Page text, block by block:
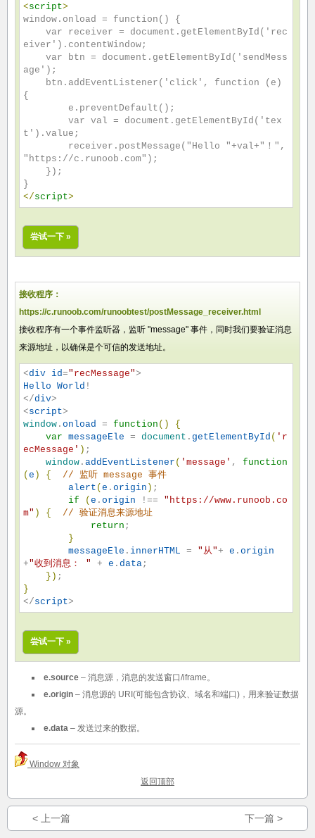
<script>
window.onload = function() {
eiver').contentWindow;
age');
{
t').value;
"https://c.runoob.com");
</script>
尝试一下 »
接收程序：
https://c.runoob.com/runoobtest/postMessage_receiver.html
接收程序有一个事件监听器，监听 "message" 事件，同时我们要验证消息
来源地址，以确保是个可信的发送地址。
<div id=" recMessage"
Hello World !
</div>
<script
window . onload = function ( )
{
var messageEle = document . getElementById ( ' r
ecMessage ' ) ;
window . addEventListener ( ' message ' , function
( e ) { // 监听 message 事件
alert ( e . origin ) ;
if
( e . origin !== " https://www.runoob.co
m" ) { // 验证消息来源地址
return ;
}
messageEle . innerHTML = "从"+ e . origin
+"收到消息： " + e . data;
} )
}
</script>
尝试一下 »
e.source – 消息源，消息的发送窗口/iframe。
e.origin – 消息源的 URI(可能包含协议、域名和端口)，用来验证数据
源。
e.data – 发送过来的数据。
Window 对象
返回顶部
< 上一篇 下一篇 >